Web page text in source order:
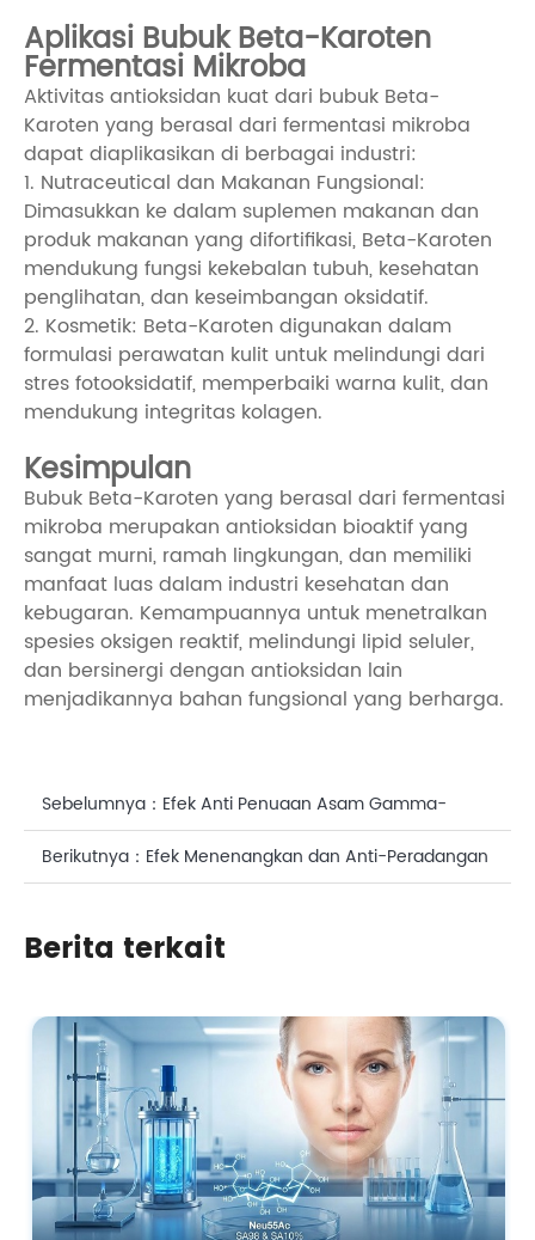
Aplikasi Bubuk Beta-Karoten
Fermentasi Mikroba
Aktivitas antioksidan kuat dari bubuk Beta-
Karoten yang berasal dari fermentasi mikroba
dapat diaplikasikan di berbagai industri:
1. Nutraceutical dan Makanan Fungsional:
Dimasukkan ke dalam suplemen makanan dan
produk makanan yang difortifikasi, Beta-Karoten
mendukung fungsi kekebalan tubuh, kesehatan
penglihatan, dan keseimbangan oksidatif.
2. Kosmetik: Beta-Karoten digunakan dalam
formulasi perawatan kulit untuk melindungi dari
stres fotooksidatif, memperbaiki warna kulit, dan
mendukung integritas kolagen.
Kesimpulan
Bubuk Beta-Karoten yang berasal dari fermentasi
mikroba merupakan antioksidan bioaktif yang
sangat murni, ramah lingkungan, dan memiliki
manfaat luas dalam industri kesehatan dan
kebugaran. Kemampuannya untuk menetralkan
spesies oksigen reaktif, melindungi lipid seluler,
dan bersinergi dengan antioksidan lain
menjadikannya bahan fungsional yang berharga.
Sebelumnya： Efek Anti Penuaan Asam Gamma-
Aminobutyric Aktif Alami untuk Kulit
Berikutnya： Efek Menenangkan dan Anti-Peradangan
Berita terkait